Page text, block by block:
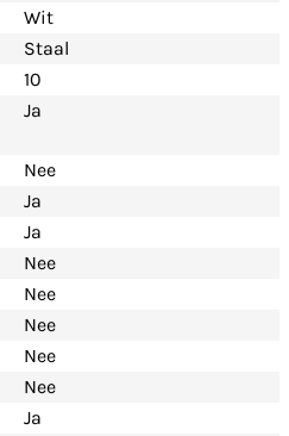
Wit
Staal
10
Ja
Nee
Ja
Ja
Nee
Nee
Nee
Nee
Nee
Ja